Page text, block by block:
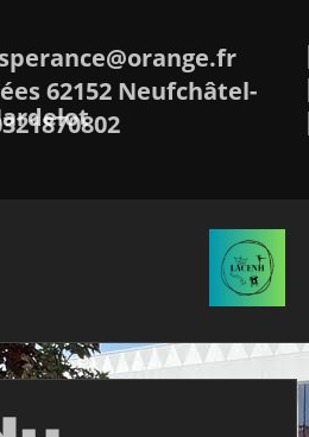
62152 Neufchâtel-